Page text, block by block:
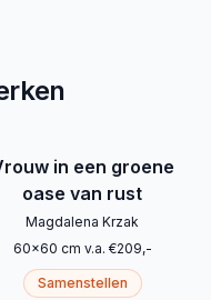
in een groene
oase van rust
Magdalena Krzak
60x60 cm v.a. €209,-
Samenstellen